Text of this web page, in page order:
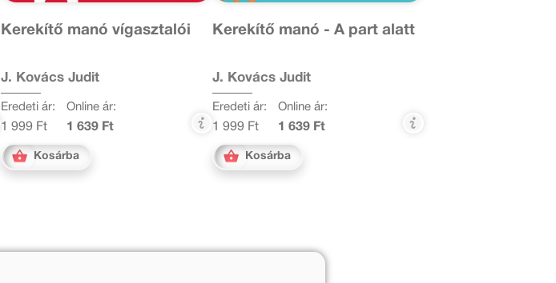
Kerekítő manó vígasztalói
J. Kovács Judit
Eredeti ár:
1 999 Ft
Online ár:
1 639 Ft
Kosárba
Kerekítő manó - A part alatt
J. Kovács Judit
Eredeti ár:
1 999 Ft
Online ár:
1 639 Ft
Kosárba